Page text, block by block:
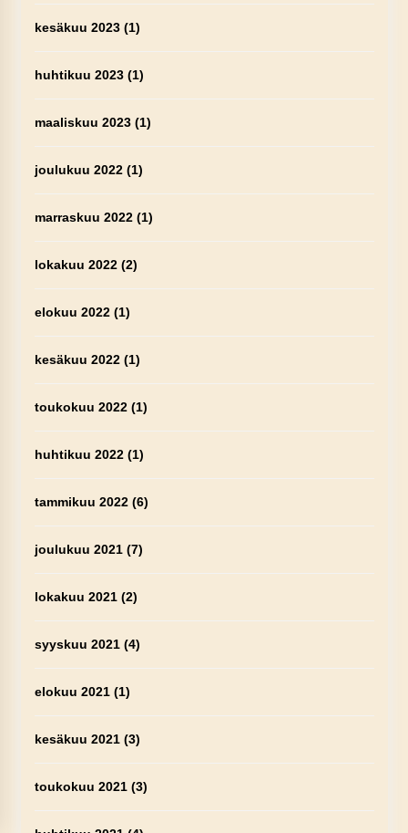
kesäkuu 2023(1)
huhtikuu 2023(1)
maaliskuu 2023(1)
joulukuu 2022(1)
marraskuu 2022(1)
lokakuu 2022(2)
elokuu 2022(1)
kesäkuu 2022(1)
toukokuu 2022(1)
huhtikuu 2022(1)
tammikuu 2022(6)
joulukuu 2021(7)
lokakuu 2021(2)
syyskuu 2021(4)
elokuu 2021(1)
kesäkuu 2021(3)
toukokuu 2021(3)